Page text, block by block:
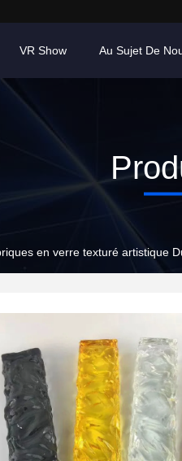
VR Show Au Sujet De
en verre texturé artistique